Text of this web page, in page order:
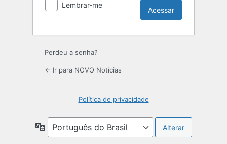
Lembrar-me
Perdeu a senha?
← Ir para NOVO Notícias
Política de privacidade
Idioma